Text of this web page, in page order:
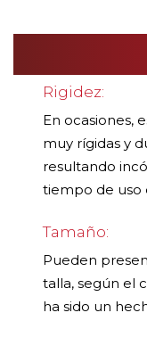
Rigidez:
En ocasiones,
muy rígidas y
resultando
tiempo de uso
Tamaño:
Pueden
talla, según el
ha sido un